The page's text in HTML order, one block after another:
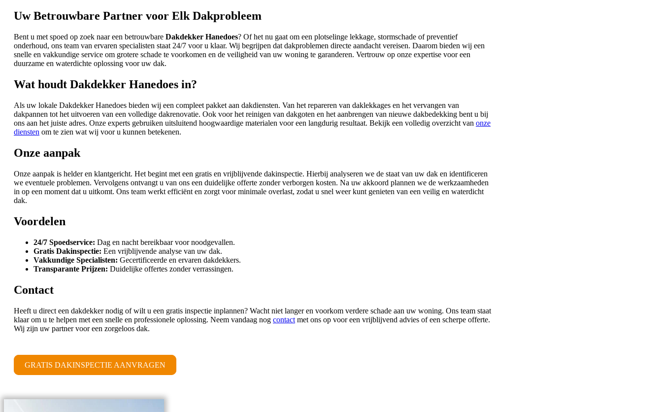
Uw Betrouwbare Partner voor Elk Dakprobleem
Bent u met spoed op zoek naar een betrouwbare Dakdekker Hanedoes? Of het nu gaat om een plotselinge lekkage, stormschade of preventief
onderhoud, ons team van ervaren specialisten staat 24/7 voor u klaar. Wij begrijpen dat dakproblemen directe aandacht vereisen. Daarom bieden wij een
snelle en vakkundige service om grotere schade te voorkomen en de veiligheid van uw woning te garanderen. Vertrouw op onze expertise voor een
duurzame en waterdichte oplossing voor uw dak.
Wat houdt Dakdekker Hanedoes in?
Als uw lokale Dakdekker Hanedoes bieden wij een compleet pakket aan dakdiensten. Van het repareren van daklekkages en het vervangen van
dakpannen tot het uitvoeren van een volledige dakrenovatie. Ook voor het reinigen van dakgoten en het aanbrengen van nieuwe dakbedekking bent u bij
ons aan het juiste adres. Onze experts gebruiken uitsluitend hoogwaardige materialen voor een langdurig resultaat. Bekijk een volledig overzicht van onze
diensten om te zien wat wij voor u kunnen betekenen.
Onze aanpak
Onze aanpak is helder en klantgericht. Het begint met een gratis en vrijblijvende dakinspectie. Hierbij analyseren we de staat van uw dak en identificeren
we eventuele problemen. Vervolgens ontvangt u van ons een duidelijke offerte zonder verborgen kosten. Na uw akkoord plannen we de werkzaamheden
in op een moment dat u uitkomt. Ons team werkt efficiënt en zorgt voor minimale overlast, zodat u snel weer kunt genieten van een veilig en waterdicht
dak.
Voordelen
24/7 Spoedservice: Dag en nacht bereikbaar voor noodgevallen.
Gratis Dakinspectie: Een vrijblijvende analyse van uw dak.
Vakkundige Specialisten: Gecertificeerde en ervaren dakdekkers.
Transparante Prijzen: Duidelijke offertes zonder verrassingen.
Contact
Heeft u direct een dakdekker nodig of wilt u een gratis inspectie inplannen? Wacht niet langer en voorkom verdere schade aan uw woning. Ons team staat
klaar om u te helpen met een snelle en professionele oplossing. Neem vandaag nog contact met ons op voor een vrijblijvend advies of een scherpe offerte.
Wij zijn uw partner voor een zorgeloos dak.
GRATIS DAKINSPECTIE AANVRAGEN